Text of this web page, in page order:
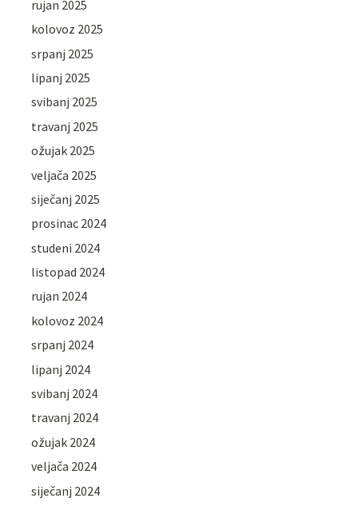
rujan 2025
kolovoz 2025
srpanj 2025
lipanj 2025
svibanj 2025
travanj 2025
ožujak 2025
veljača 2025
siječanj 2025
prosinac 2024
studeni 2024
listopad 2024
rujan 2024
kolovoz 2024
srpanj 2024
lipanj 2024
svibanj 2024
travanj 2024
ožujak 2024
veljača 2024
siječanj 2024